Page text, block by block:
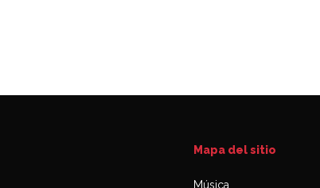
Mapa del sitio
Música